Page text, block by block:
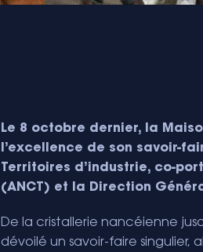
Le 8 octobre dernier, la
l’excellence de son savoir-
Territoires d’industrie, co-
(ANCT) et la Direction
De la cristallerie nancéienne
dévoilé un savoir-faire singulier,